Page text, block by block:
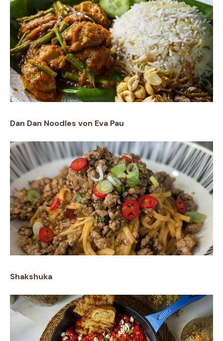
Dan Dan Noodles von Eva Pau
Shakshuka